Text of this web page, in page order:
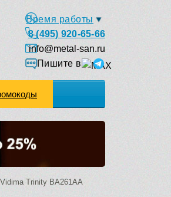
Время работы
8 (495) 920-65-66
info@metal-san.ru
Пишите в
Trinity BA261AA